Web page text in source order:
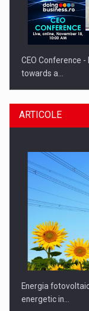
CEO Conference
towards a…
CEO Conference
ARTICOLE
Energia
energetic in…